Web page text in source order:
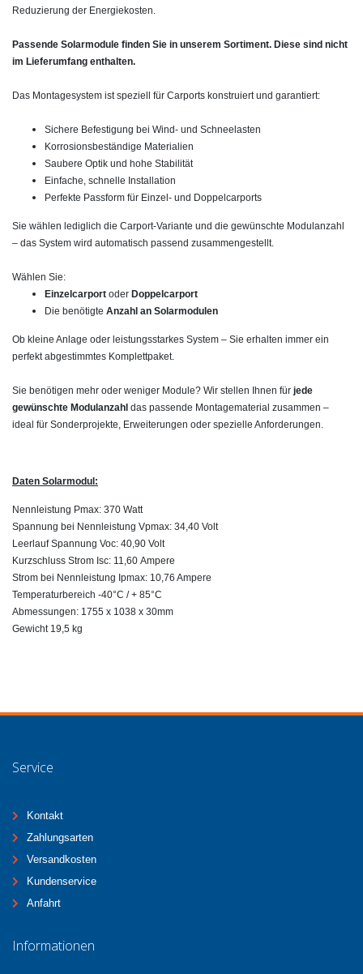
Reduzierung der Energiekosten.
Passende Solarmodule finden Sie in unserem Sortiment. Diese sind nicht
im Lieferumfang enthalten.
Das Montagesystem ist speziell für Carports konstruiert und garantiert:
Sichere Befestigung bei Wind- und Schneelasten
Korrosionsbeständige Materialien
Saubere Optik und hohe Stabilität
Einfache, schnelle Installation
Perfekte Passform für Einzel- und Doppelcarports
Sie wählen lediglich die Carport‑Variante und die gewünschte Modulanzahl
– das System wird automatisch passend zusammengestellt.
Wählen Sie:
Einzelcarport oder Doppelcarport
Die benötigte Anzahl an Solarmodulen
Ob kleine Anlage oder leistungsstarkes System – Sie erhalten immer ein
perfekt abgestimmtes Komplettpaket.
Sie benötigen mehr oder weniger Module? Wir stellen Ihnen für jede
gewünschte Modulanzahl das passende Montagematerial zusammen –
ideal für Sonderprojekte, Erweiterungen oder spezielle Anforderungen.
Daten Solarmodul:
Nennleistung Pmax: 370 Watt
Spannung bei Nennleistung Vpmax: 34,40 Volt
Leerlauf Spannung Voc: 40,90 Volt
Kurzschluss Strom Isc: 11,60 Ampere
Strom bei Nennleistung Ipmax: 10,76 Ampere
Temperaturbereich -40°C / + 85°C
Abmessungen: 1755 x 1038 x 30mm
Gewicht 19,5 kg
Service
Kontakt
Zahlungsarten
Versandkosten
Kundenservice
Anfahrt
Informationen